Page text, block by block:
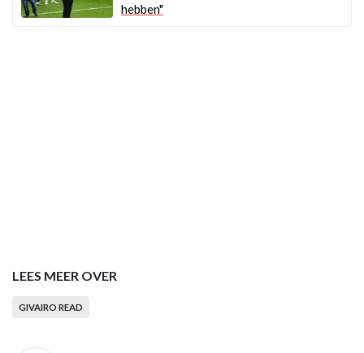
hebben"
LEES MEER OVER
GIVAIRO READ